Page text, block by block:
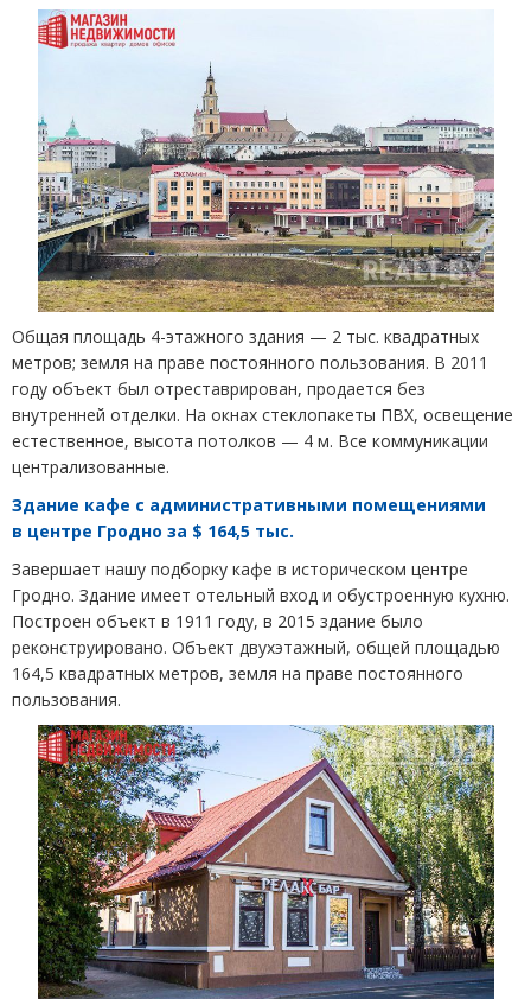
Общая площадь 4-этажного здания — 2 тыс. квадратных
метров; земля на праве постоянного пользования. В 2011
году объект был отреставрирован, продается без
внутренней отделки. На окнах стеклопакеты ПВХ, освещение
естественное, высота потолков — 4 м. Все коммуникации
централизованные.
Здание кафе с административными помещениями
в центре Гродно за $ 164,5 тыс.
Завершает нашу подборку кафе в историческом центре
Гродно. Здание имеет отельный вход и обустроенную кухню.
Построен объект в 1911 году, в 2015 здание было
реконструировано. Объект двухэтажный, общей площадью
164,5 квадратных метров, земля на праве постоянного
пользования.